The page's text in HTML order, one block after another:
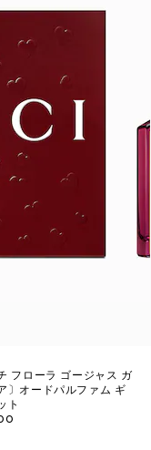
フローラ ゴージャス ガ
〕オードパルファム ギ
ト